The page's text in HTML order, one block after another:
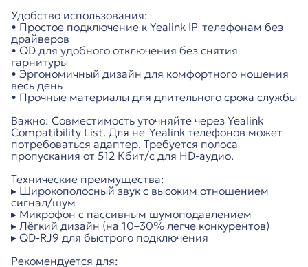
Удобство использования:
• Простое подключение к Yealink IP-телефонам без
драйверов
• QD для удобного отключения без снятия
гарнитуры
• Эргономичный дизайн для комфортного ношения
весь день
• Прочные материалы для длительного срока службы
Важно: Совместимость уточняйте через Yealink
Compatibility List. Для не-Yealink телефонов может
потребоваться адаптер. Требуется полоса
пропускания от 512 Кбит/с для HD-аудио.
Технические преимущества:
▸ Широкополосный звук с высоким отношением
сигнал/шум
▸ Микрофон с пассивным шумоподавлением
▸ Лёгкий дизайн (на 10–30% легче конкурентов)
▸ QD-RJ9 для быстрого подключения
Рекомендуется для: